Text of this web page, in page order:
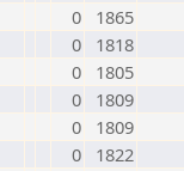
0
1865
0
1818
0
1805
0
1809
0
1809
0
1822